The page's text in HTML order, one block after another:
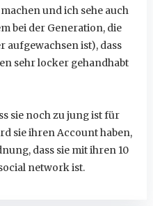
und ich sehe auch
bei der Generation, die
aufgewachsen ist), dass
sehr locker gehandhabt
sie noch zu jung ist für
sie ihren Account haben,
dass sie mit ihren 10
network ist.